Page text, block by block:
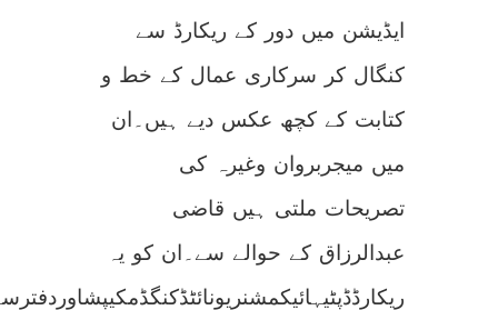
ایڈیشن میں دور کے ریکارڈ سے
کنگال کر سرکاری عمال کے خط و
کتابت کے کچھ عکس دیے ہیں۔ان
میں میجربروان وغیرہ کی
تصریحات ملتی ہیں قاضی
عبدالرزاق کے حوالے سے۔ان کو یہ